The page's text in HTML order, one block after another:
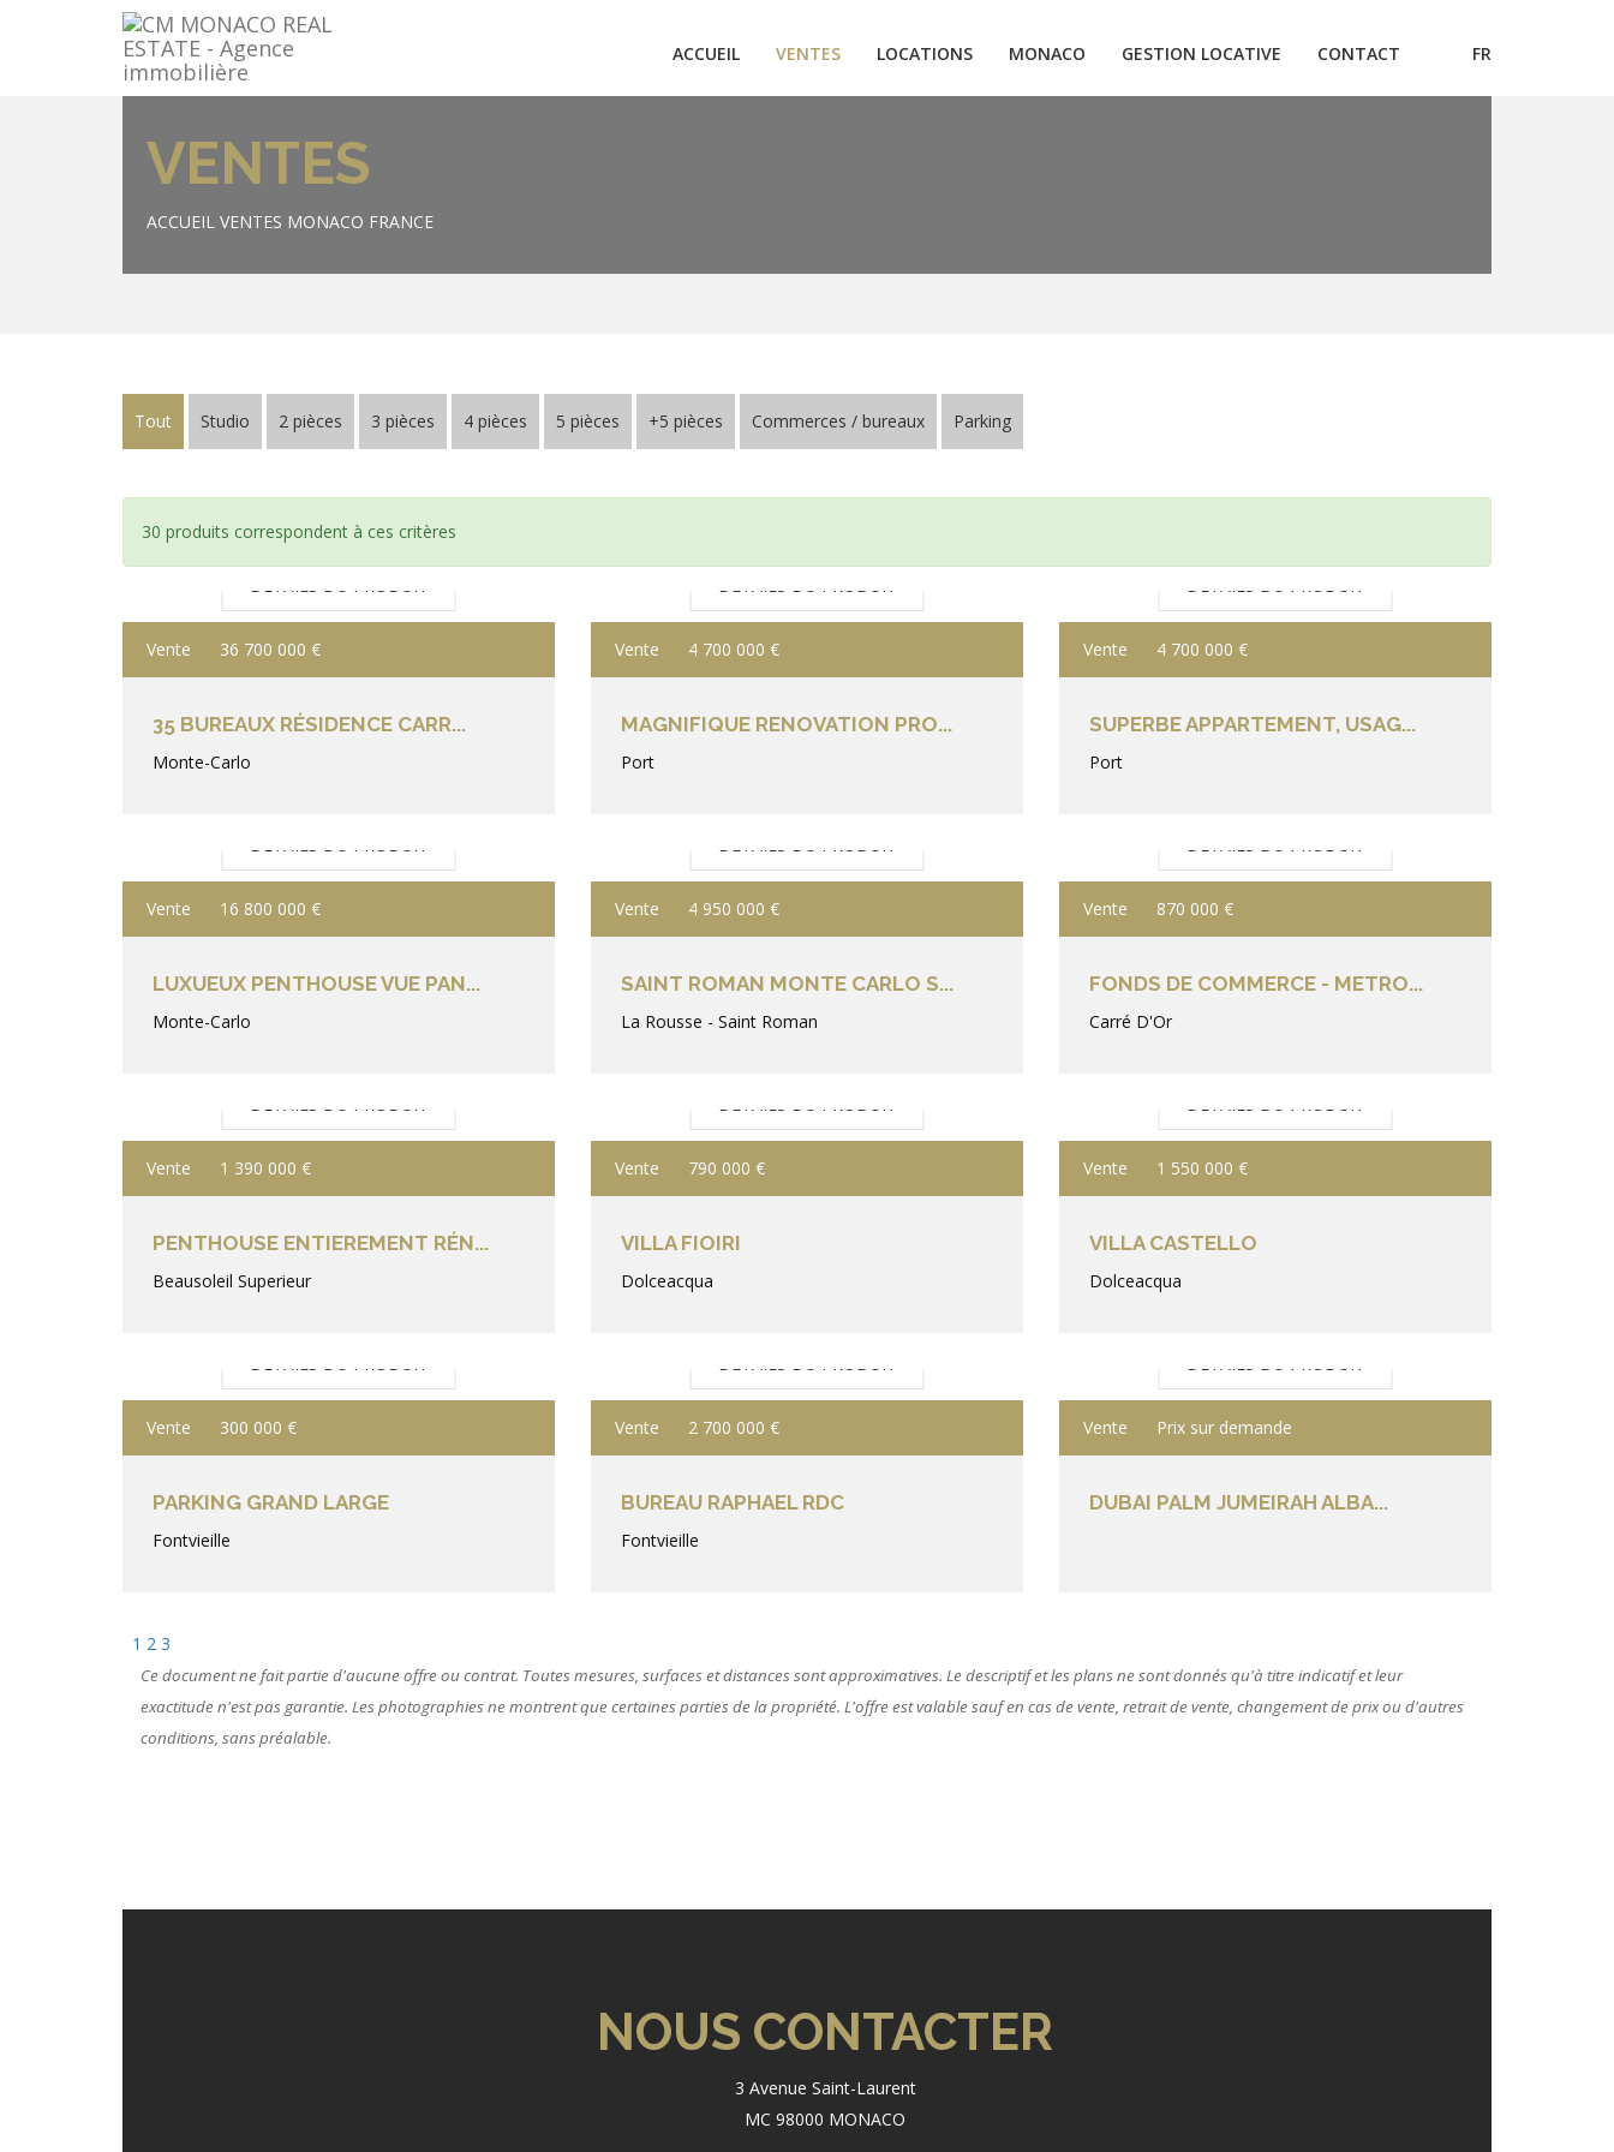
ACCUEIL VENTES LOCATIONS MONACO GESTION LOCATIVE CONTACT FR
VENTES
ACCUEIL VENTES MONACO FRANCE
Tout Studio 2 pièces 3 pièces 4 pièces 5 pièces +5 pièces Commerces / bureaux Parking
30 produits correspondent à ces critères
DÉTAILS DU PRODUIT
Vente 36 700 000 €
35 BUREAUX RÉSIDENCE CARR...
Monte-Carlo
DÉTAILS DU PRODUIT
Vente 4 700 000 €
MAGNIFIQUE RENOVATION PRO...
Port
DÉTAILS DU PRODUIT
Vente 4 700 000 €
SUPERBE APPARTEMENT, USAG...
Port
DÉTAILS DU PRODUIT
Vente 16 800 000 €
LUXUEUX PENTHOUSE VUE PAN...
Monte-Carlo
DÉTAILS DU PRODUIT
Vente 4 950 000 €
SAINT ROMAN MONTE CARLO S...
La Rousse - Saint Roman
DÉTAILS DU PRODUIT
Vente 870 000 €
FONDS DE COMMERCE - METRO...
Carré D'Or
DÉTAILS DU PRODUIT
Vente 1 390 000 €
PENTHOUSE ENTIEREMENT RÉN...
Beausoleil Superieur
DÉTAILS DU PRODUIT
Vente 790 000 €
VILLA FIOIRI
Dolceacqua
DÉTAILS DU PRODUIT
Vente 1 550 000 €
VILLA CASTELLO
Dolceacqua
DÉTAILS DU PRODUIT
Vente 300 000 €
PARKING GRAND LARGE
Fontvieille
DÉTAILS DU PRODUIT
Vente 2 700 000 €
BUREAU RAPHAEL RDC
Fontvieille
DÉTAILS DU PRODUIT
Vente Prix sur demande
DUBAI PALM JUMEIRAH ALBA...
1 2 3
Ce document ne fait partie d'aucune offre ou contrat. Toutes mesures, surfaces et distances sont approximatives. Le descriptif et les plans ne sont donnés qu'à titre indicatif et leur
exactitude n'est pas garantie. Les photographies ne montrent que certaines parties de la propriété. L'offre est valable sauf en cas de vente, retrait de vente, changement de prix ou d'autres
conditions, sans préalable.
NOUS CONTACTER
3 Avenue Saint-Laurent
MC 98000 MONACO